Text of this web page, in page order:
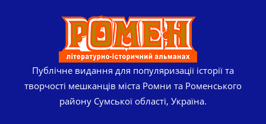
Публічне видання для популяризації історії та
творчості мешканців міста Ромни та Роменського
району Сумської області, Україна.